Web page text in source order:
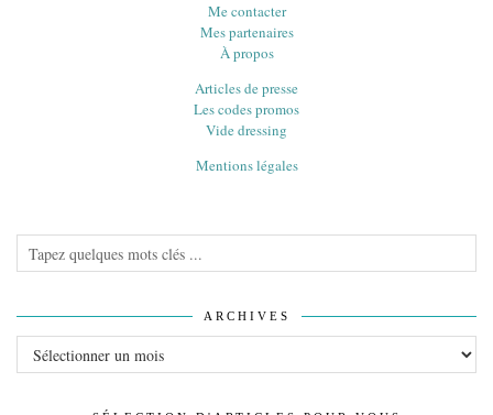
Me contacter
Mes partenaires
À propos
Articles de presse
Les codes promos
Vide dressing
Mentions légales
ARCHIVES